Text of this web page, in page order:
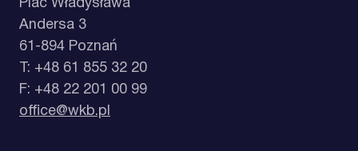
Plac Władysława
Andersa 3
61-894 Poznań
T: +48 61 855 32 20
F: +48 22 201 00 99
office@wkb.pl